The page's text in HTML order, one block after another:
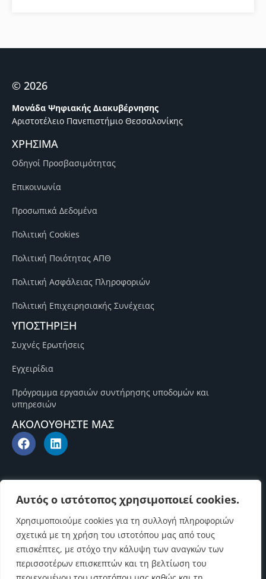
Αυτός ο ιστότοπος χρησιμοποιεί cookies.
Χρησιμοποιούμε cookies για τη συλλογή πληροφοριών
σχετικά με τη χρήση του ιστοτόπου μας από τους
επισκέπτες, με στόχο την κάλυψη των αναγκών των
περισσοτέρων επισκεπτών και τη βελτίωση του
© 2026
Μονάδα Ψηφιακής Διακυβέρνησης
Αριστοτέλειο Πανεπιστήμιο Θεσσαλονίκης
ΧΡΗΣΙΜΑ
Οδηγοί Προσβασιμότητας
Επικοινωνία
Προσωπικά Δεδομένα
Πολιτική Cookies
Πολιτική Ποιότητας ΑΠΘ
Πολιτική Ασφάλειας Πληροφοριών
Πολιτική Επιχειρησιακής Συνέχειας
ΥΠΟΣΤΗΡΙΞΗ
Συχνές Ερωτήσεις
Εγχειρίδια
Πρόγραμμα εργασιών συντήρησης υποδομών και
υπηρεσιών
ΑΚΟΛΟΥΘΗΣΤΕ ΜΑΣ